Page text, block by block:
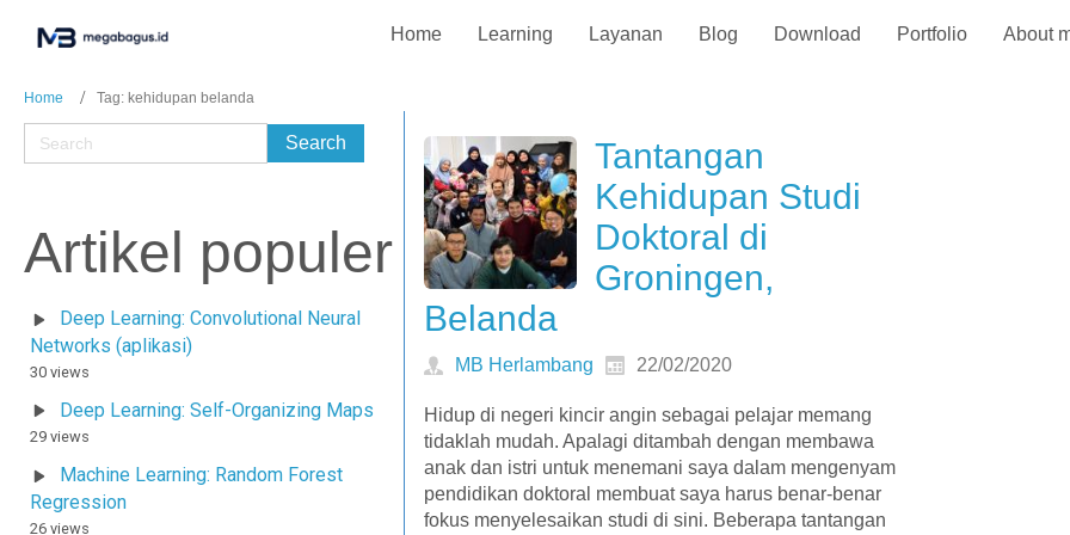
Home Learning Layanan Blog Download Portfolio About
Home Tag: kehidupan belanda
Artikel populer
Deep Learning: Convolutional Neural
Networks (aplikasi)
30 views
Deep Learning: Self-Organizing Maps
29 views
Machine Learning: Random Forest
Regression
26 views
Tantangan
Kehidupan Studi
Doktoral di
Groningen,
Belanda
MB Herlambang 22/02/2020
Hidup di negeri kincir angin sebagai pelajar memang
tidaklah mudah. Apalagi ditambah dengan membawa
anak dan istri untuk menemani saya dalam mengenyam
pendidikan doktoral membuat saya harus benar-benar
fokus menyelesaikan studi di sini. Beberapa tantangan